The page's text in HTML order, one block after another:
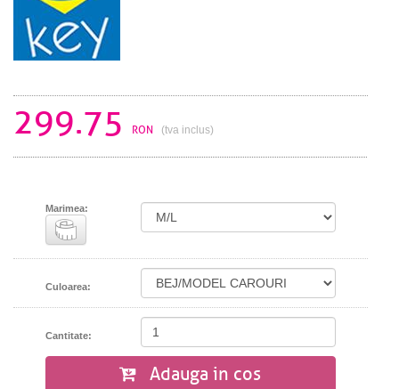
299.75 RON (tva inclus)
Marimea:
Culoarea:
Cantitate:
Adauga in cos